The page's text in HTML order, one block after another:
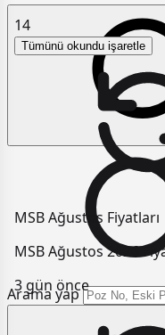
Arama yap
14
Tümünü okundu işaretle
MSB Ağustos Fiyatları
MSB Ağustos 2026
3 gün önce